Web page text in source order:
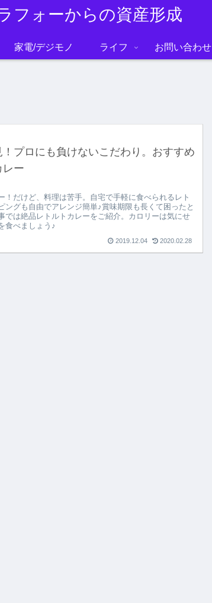
フォーからの資産形成
家電/デジモノ ライフ お問い合わせ
！プロにも負けないこだわり。おすすめ
レー
！だけど、料理は苦手。自宅で手軽に食べられるレト
ングも自由でアレンジ簡単♪賞味期限も長くて困ったと
では絶品レトルトカレーをご紹介。カロリーは気にせ
食べましょう♪
2019.12.04 2020.02.28